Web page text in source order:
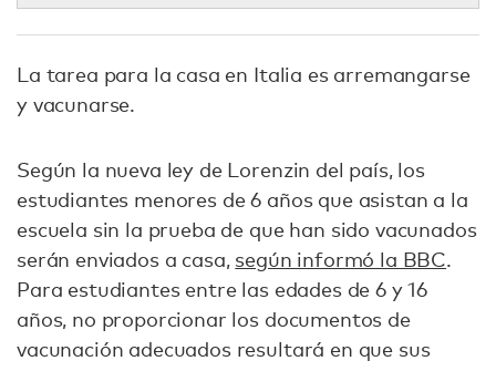
La tarea para la casa en Italia es arremangarse
y vacunarse.
Según la nueva ley de Lorenzin del país, los
estudiantes menores de 6 años que asistan a la
escuela sin la prueba de que han sido vacunados
serán enviados a casa, según informó la BBC.
Para estudiantes entre las edades de 6 y 16
años, no proporcionar los documentos de
vacunación adecuados resultará en que sus